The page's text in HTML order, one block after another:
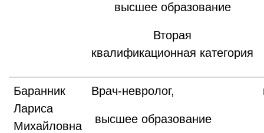
высшее образование
Вторая
квалификационная категория
Баранник
Лариса
Михайловна
Врач-невролог,
высшее образование